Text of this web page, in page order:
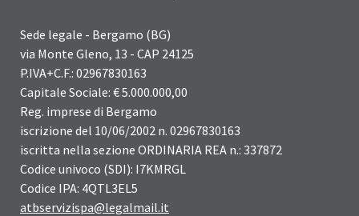
Sede legale - Bergamo (BG)
via Monte Gleno, 13 - CAP 24125
P.IVA+C.F.: 02967830163
Capitale Sociale: € 5.000.000,00
Reg. imprese di Bergamo
iscrizione del 10/06/2002 n. 02967830163
iscritta nella sezione ORDINARIA REA n.: 337872
Codice univoco (SDI): I7KMRGL
Codice IPA: 4QTL3EL5
atbservizispa@legalmail.it